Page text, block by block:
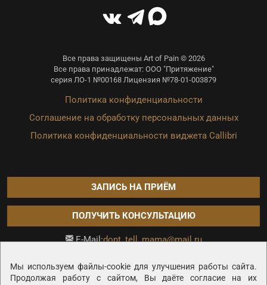
Мы используем файлы-cookie для улучшения работы сайта.
Продолжая работу с сайтом, Вы даёте согласие на их
Все права защищены Art of Pain © 2026
Все права принадлежат: ООО "Притяжение"
серия ЛО-1 №00168 Лицензия №78-01-003879
Политика конфиденциальности
Соглашение на обработку персональных данных
Политика конфиденциальности виджета Callibri
ЗАПИСЬ НА ПРИЁМ
ПОЛУЧИТЬ КОНСУЛЬТАЦИЮ
E-Mail:dont_tell_mama@mail.ru